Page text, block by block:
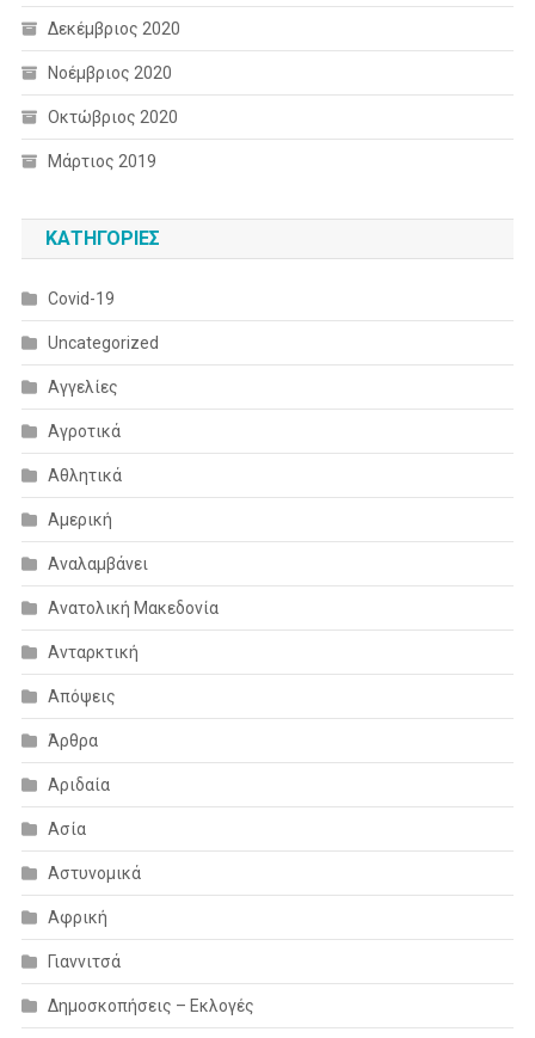
Δεκέμβριος 2020
Νοέμβριος 2020
Οκτώβριος 2020
Μάρτιος 2019
KΑΤΗΓΟΡΊΕΣ
Covid-19
Uncategorized
Αγγελίες
Αγροτικά
Αθλητικά
Αμερική
Αναλαμβάνει
Ανατολική Μακεδονία
Ανταρκτική
Απόψεις
Άρθρα
Αριδαία
Ασία
Αστυνομικά
Αφρική
Γιαννιτσά
Δημοσκοπήσεις – Εκλογές